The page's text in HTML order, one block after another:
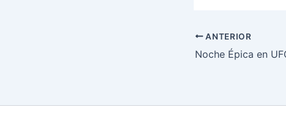
ANTERIOR